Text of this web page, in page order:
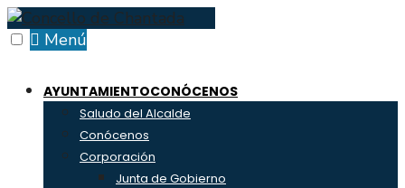
Skip
to
Menú
AYUNTAMIENTOCONÓCENOS
Saludo del Alcalde
Conócenos
Corporación
Junta de Gobierno